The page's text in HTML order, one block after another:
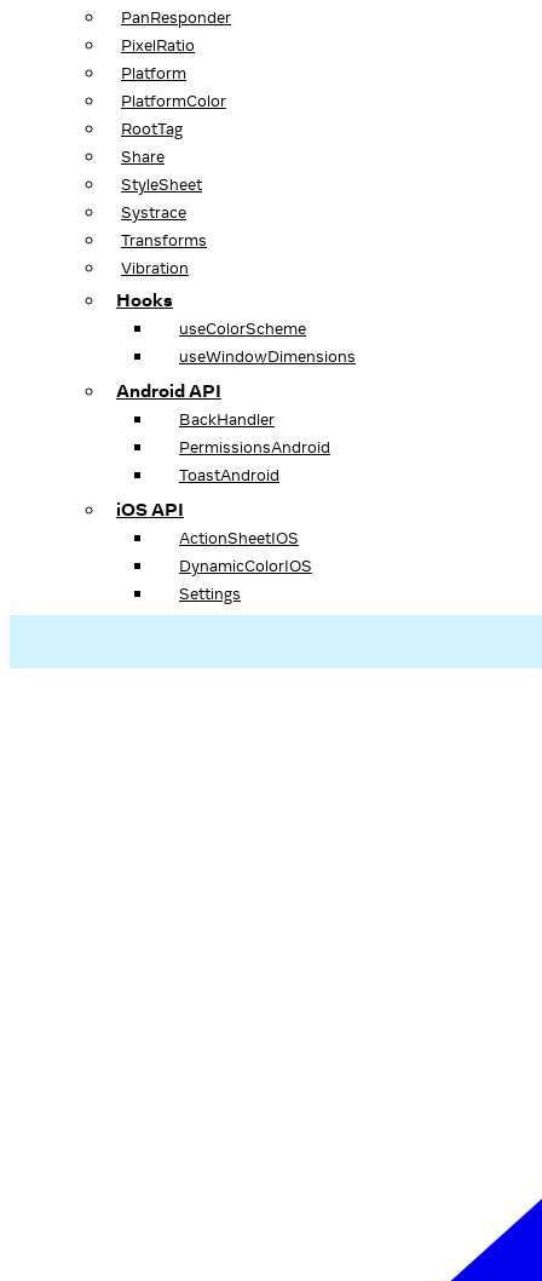
PanResponder
PixelRatio
Platform
PlatformColor
RootTag
Share
StyleSheet
Systrace
Transforms
Vibration
Hooks
useColorScheme
useWindowDimensions
Android API
BackHandler
PermissionsAndroid
ToastAndroid
iOS API
ActionSheetIOS
DynamicColorIOS
Settings